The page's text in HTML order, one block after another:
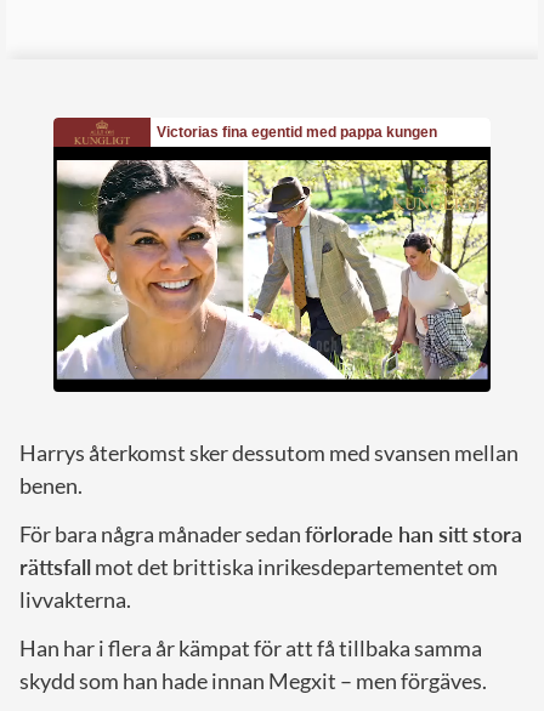
Harrys återkomst sker dessutom med svansen mellan
benen.
För bara några månader sedanförlorade han sitt stora
rättsfallmot det brittiska inrikesdepartementet om
livvakterna.
Han har i flera år kämpat för att få tillbaka samma
skydd som han hade innan Megxit – men förgäves.